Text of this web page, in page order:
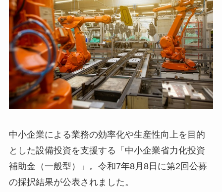
中小企業による業務の効率化や生産性向上を目的
とした設備投資を支援する「中小企業省力化投資
補助金（一般型）」。令和7年8月8日に第2回公募
の採択結果が公表されました。